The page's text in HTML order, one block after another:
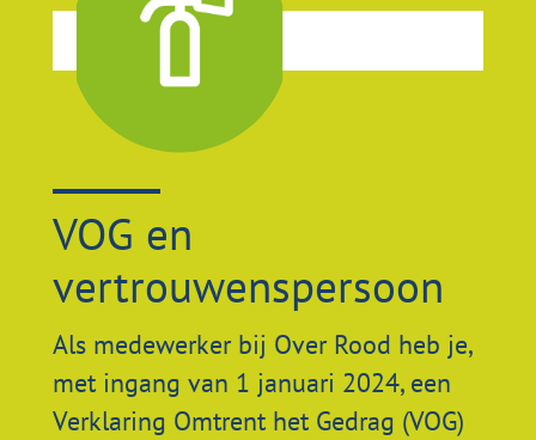
VOG en
vertrouwenspersoon
Als medewerker bij Over Rood heb je,
met ingang van 1 januari 2024, een
Verklaring Omtrent het Gedrag (VOG)